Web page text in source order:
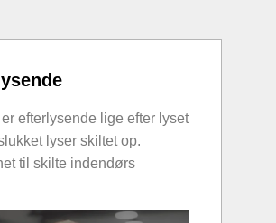
efterlysende lige efter lyset
lyser skiltet op.
til skilte indendørs